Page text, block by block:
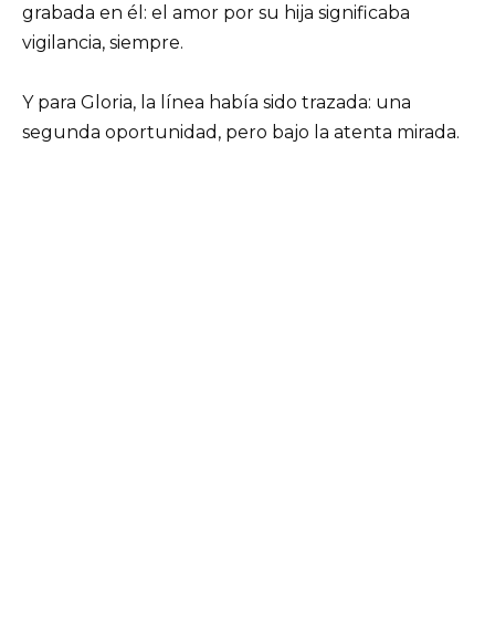
grabada en él: el amor por su hija significaba
vigilancia, siempre.
Y para Gloria, la línea había sido trazada: una
segunda oportunidad, pero bajo la atenta mirada.